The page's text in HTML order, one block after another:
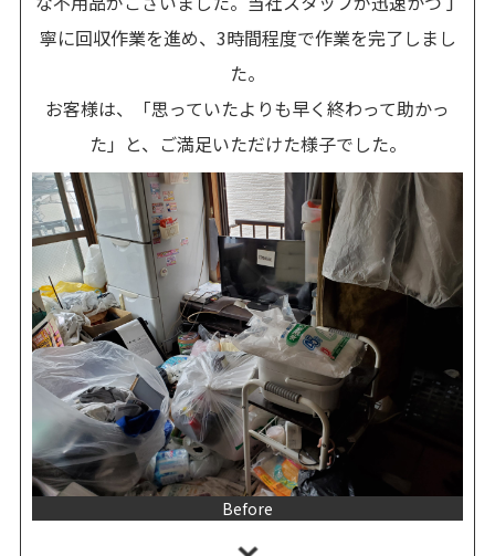
寧に回収作業を進め、3時間程度で作業を完了しまし
た。
お客様は、「思っていたよりも早く終わって助かっ
た」と、ご満足いただけた様子でした。
Before